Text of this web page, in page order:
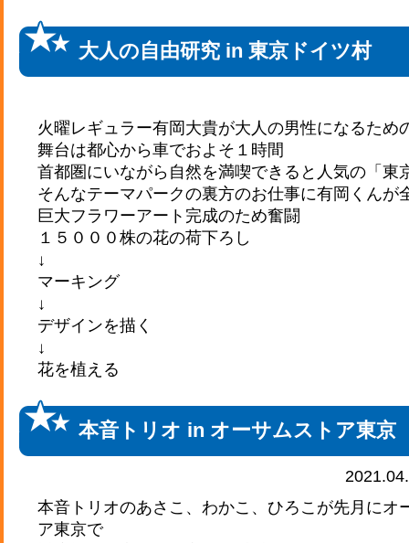
大人の自由研究 in 東京ドイツ村
火曜レギュラー有岡大貴が大人の男性になるため
舞台は都心から車でおよそ１時間
首都圏にいながら自然を満喫できると人気の「東
そんなテーマパークの裏方のお仕事に有岡くんが
巨大フラワーアート完成のため奮闘
１５０００株の花の荷下ろし
↓
マーキング
↓
デザインを描く
↓
花を植える
本音トリオ in オーサムストア東京
本音トリオのあさこ、わかこ、ひろこが先月にオ
ア東京で